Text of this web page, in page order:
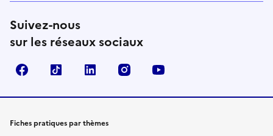
Suivez-nous
sur les réseaux sociaux
FacebookTikTok LinkedIn Instagram
Fiches pratiques par thèmes